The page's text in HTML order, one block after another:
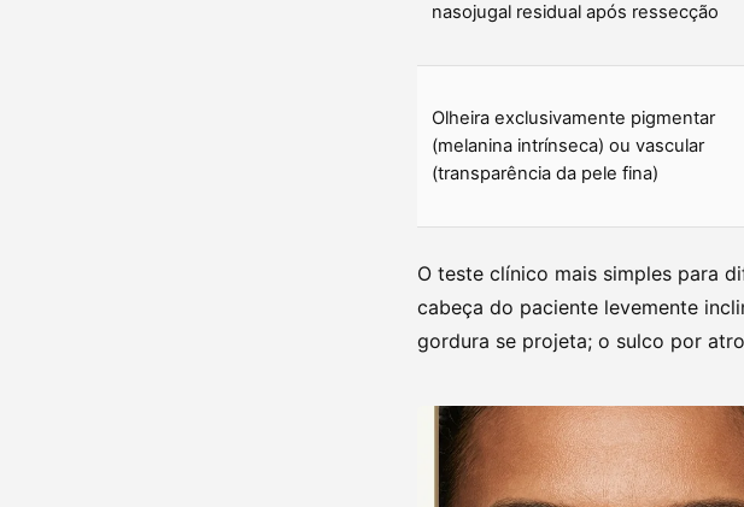
nasojugal residual após ressecção
Olheira exclusivamente pigmentar
(melanina intrínseca) ou vascular
(transparência da pele fina)
O teste clínico mais simples para
cabeça do paciente levemente
gordura se projeta; o sulco por